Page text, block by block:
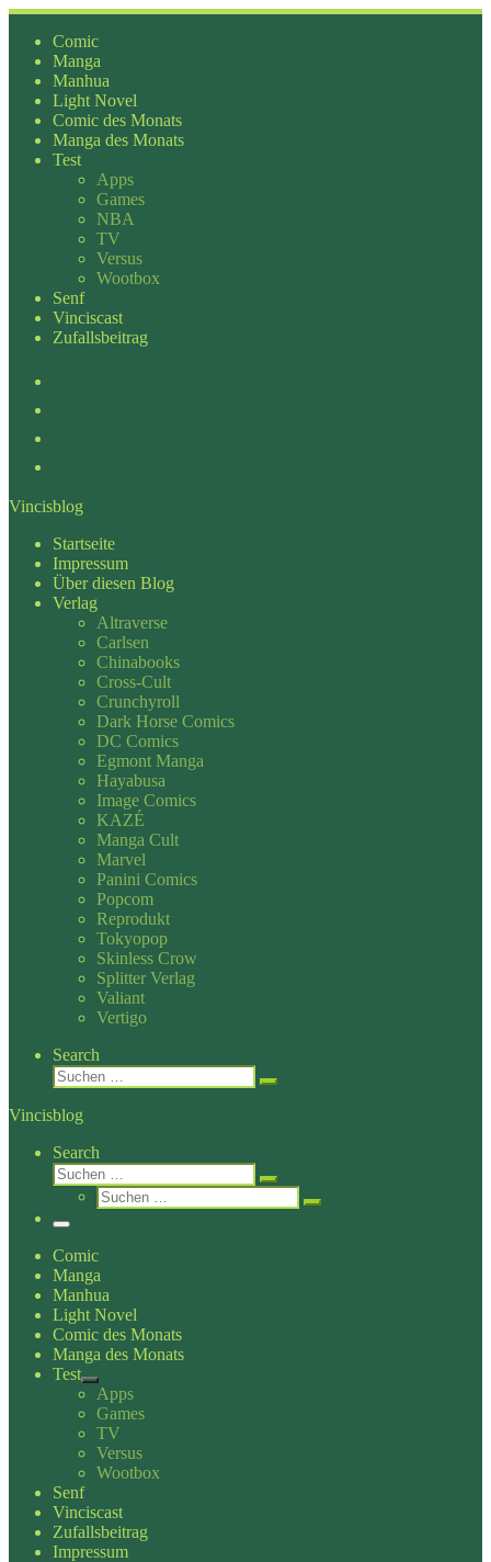
Zum
Inhalt
springen
Comic
Manga
Manhua
Light Novel
Comic des Monats
Manga des Monats
Test
Apps
Games
NBA
TV
Versus
Wootbox
Senf
Vinciscast
Zufallsbeitrag
Vincisblog
Startseite
Impressum
Über diesen Blog
Verlag
Altraverse
Carlsen
Chinabooks
Cross-Cult
Crunchyroll
Dark Horse Comics
DC Comics
Egmont Manga
Hayabusa
Image Comics
KAZÉ
Manga Cult
Marvel
Panini Comics
Popcom
Reprodukt
Tokyopop
Skinless Crow
Splitter Verlag
Valiant
Vertigo
Search
Suche
Suchen …
Vincisblog
Search
Suche
Suchen …
Suche
Suchen …
Menü
Comic
Manga
Manhua
Light Novel
Comic des Monats
Manga des Monats
Test
Apps
Games
TV
Versus
Wootbox
Senf
Vinciscast
Zufallsbeitrag
Impressum